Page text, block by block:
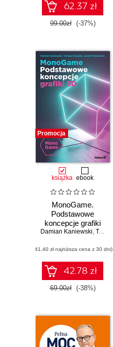
62.37 zł
99.00zł (-37%)
Promocja
książka ebook
MonoGame.
Podstawowe
koncepcje grafiki
3D
Damian Kaniewski, Tomasz Dziubak
(41,40 zł najniższa cena z 30 dni)
42.78 zł
69.00zł (-38%)